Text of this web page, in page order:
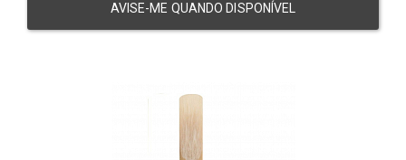
AVISE-ME QUANDO DISPONÍVEL